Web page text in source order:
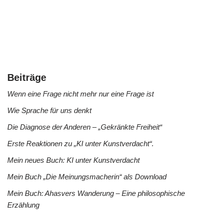
Beiträge
Wenn eine Frage nicht mehr nur eine Frage ist
Wie Sprache für uns denkt
Die Diagnose der Anderen – „Gekränkte Freiheit“
Erste Reaktionen zu „KI unter Kunstverdacht“.
Mein neues Buch: KI unter Kunstverdacht
Mein Buch „Die Meinungsmacherin“ als Download
Mein Buch: Ahasvers Wanderung – Eine philosophische
Erzählung